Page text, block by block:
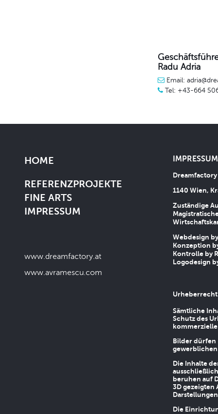
Radu Adria
Email:
Tel: +43-664
HOME
REFERENZPROJEKTE
FINE ARTS
IMPRESSUM
www.dreamfactory.at
www.avramescu.com
1140 Wien,
Zuständige
Webdesign
Konzeption
Kontrolle by
Logodesign
Urheberrecht
Sämtliche
Schutz des
Bilder dürfen
Die Inhalte
beruhen auf
3D gezeigten
Die